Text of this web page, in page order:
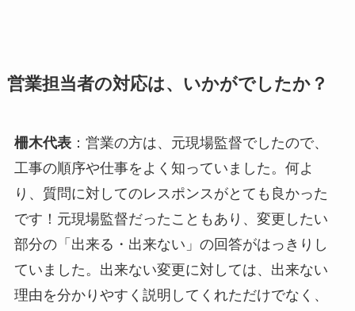
営業担当者の対応は、いかがでしたか？
柵木代表：営業の方は、元現場監督でしたので、
工事の順序や仕事をよく知っていました。何よ
り、質問に対してのレスポンスがとても良かった
です！元現場監督だったこともあり、変更したい
部分の「出来る・出来ない」の回答がはっきりし
ていました。出来ない変更に対しては、出来ない
理由を分かりやすく説明してくれただけでなく、